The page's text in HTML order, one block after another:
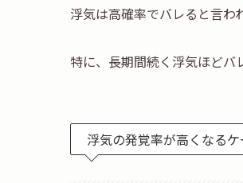
浮気は高確率でバレると言わ
特に、長期間続く浮気ほどバ
浮気の発覚率が高くなるケ